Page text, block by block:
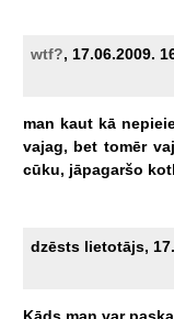
wtf?, 17.06.2009.
man kaut kā
vajag, bet tomēr
cūku, jāpagaršo
dzēsts lietotājs,